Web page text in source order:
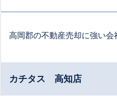
高岡郡の不動産売却に強い会
カチタス 高知店